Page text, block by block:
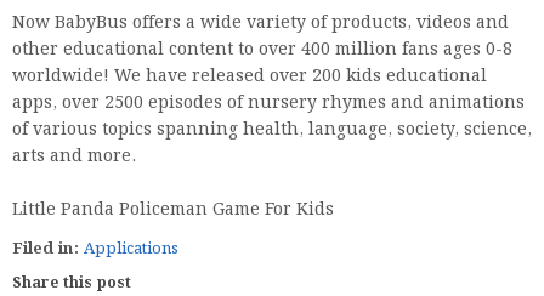
Now BabyBus offers a wide variety of products, videos and
other educational content to over 400 million fans ages 0-8
worldwide! We have released over 200 kids educational
apps, over 2500 episodes of nursery rhymes and animations
of various topics spanning health, language, society, science,
arts and more.
Little Panda Policeman Game For Kids
Filed in: Applications
Share this post